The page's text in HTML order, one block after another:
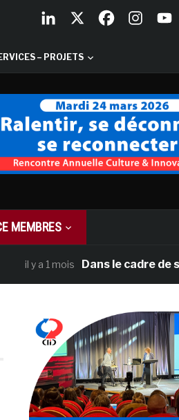
– PROJETS
MEMBRES
y a 1 mois Dans le cadre de sa